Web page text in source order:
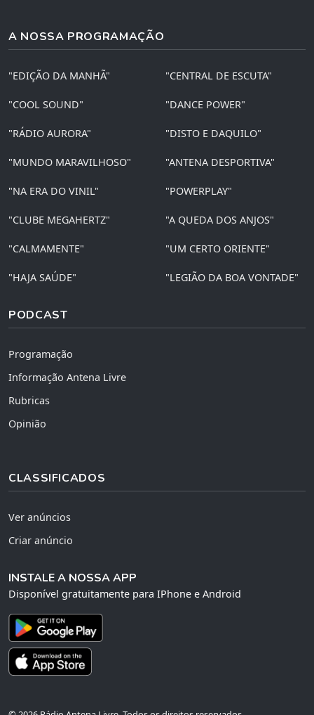
A NOSSA PROGRAMAÇÃO
"EDIÇÃO DA MANHÃ" "CENTRAL DE ESCUTA"
"COOL SOUND" "DANCE POWER"
"RÁDIO AURORA" "DISTO E DAQUILO"
"MUNDO MARAVILHOSO" "ANTENA DESPORTIVA"
"NA ERA DO VINIL" "POWERPLAY"
"CLUBE MEGAHERTZ" "A QUEDA DOS ANJOS"
"CALMAMENTE" "UM CERTO ORIENTE"
"HAJA SAÚDE" "LEGIÃO DA BOA VONTADE"
PODCAST
Programação
Informação Antena Livre
Rubricas
Opinião
CLASSIFICADOS
Ver anúncios
Criar anúncio
INSTALE A NOSSA APP
Disponível gratuitamente para IPhone e Android